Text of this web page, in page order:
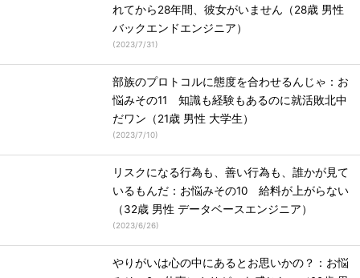
れてから28年間、彼女がいません（28歳 男性
バックエンドエンジニア）
(2023/7/31)
部族のプロトコルに態度を合わせるんじゃ：お
悩みその11 知識も経験もあるのに就活敗北中
だワン（21歳 男性 大学生）
(2023/7/10)
リスクになる行為も、善い行為も、誰かが見て
いるもんだ：お悩みその10 給料が上がらない
（32歳 男性 データベースエンジニア）
(2023/6/26)
やりがいは心の中にあるとお思いかの？：お悩